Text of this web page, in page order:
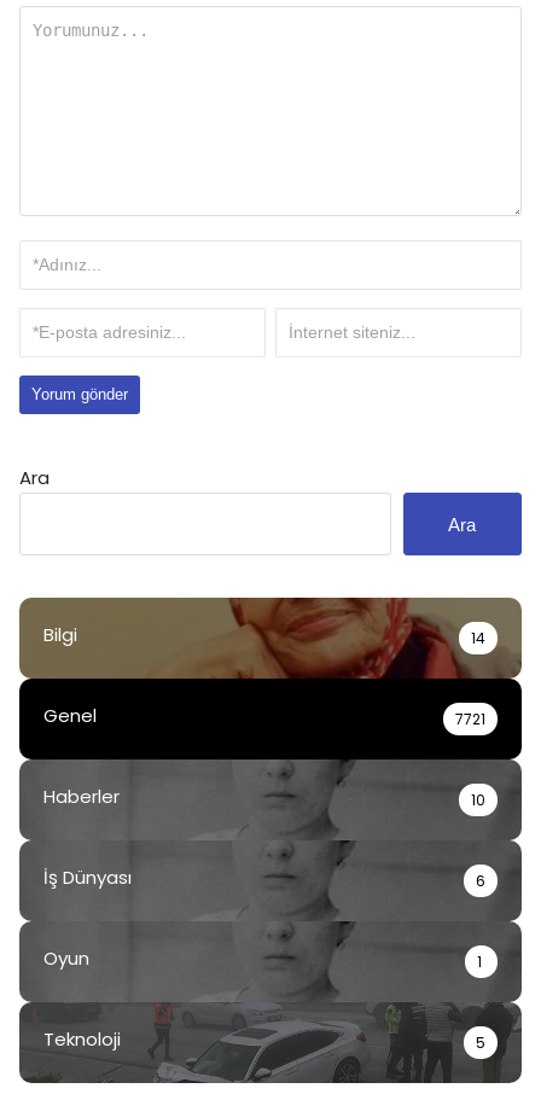
Ara
Ara
Bilgi 14
Genel 7721
Haberler 10
İş Dünyası 6
Oyun 1
Teknoloji 5